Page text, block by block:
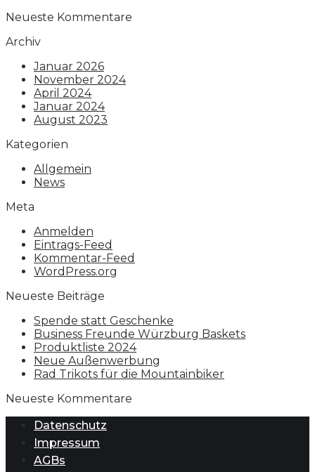
Neueste Kommentare
Archiv
Januar 2026
November 2024
April 2024
Januar 2024
August 2023
Kategorien
Allgemein
News
Meta
Anmelden
Eintrags-Feed
Kommentar-Feed
WordPress.org
Neueste Beiträge
Spende statt Geschenke
Business Freunde Würzburg Baskets
Produktliste 2024
Neue Außenwerbung
Rad Trikots für die Mountainbiker
Neueste Kommentare
Datenschutz
Impressum
AGBs